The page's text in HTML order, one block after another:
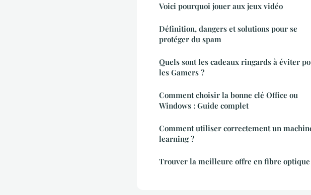
Voici pourquoi jouer aux jeux vidéo
Définition, dangers et solutions pour se
protéger du spam
Quels sont les cadeaux ringards à éviter
les Gamers ?
Comment choisir la bonne clé Office ou
Windows : Guide complet
Comment utiliser correctement un
learning ?
Trouver la meilleure offre en fibre optique